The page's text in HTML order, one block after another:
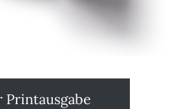
Printausgabe